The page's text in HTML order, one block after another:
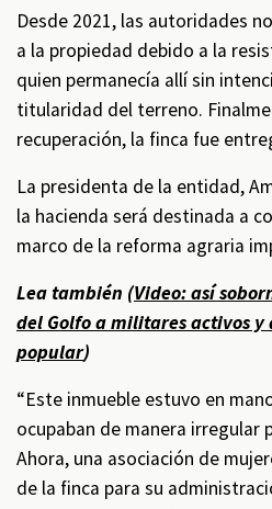
Desde 2021, las autoridades
a la propiedad debido a la
quien permanecía allí sin
titularidad del terreno.
recuperación, la finca fue
La presidenta de la entidad,
la hacienda será destinada a
marco de la reforma agraria
Lea también (Video: así
del Golfo a militares activos
popular)
“Este inmueble estuvo en
ocupaban de manera irregular
Ahora, una asociación de
de la finca para su